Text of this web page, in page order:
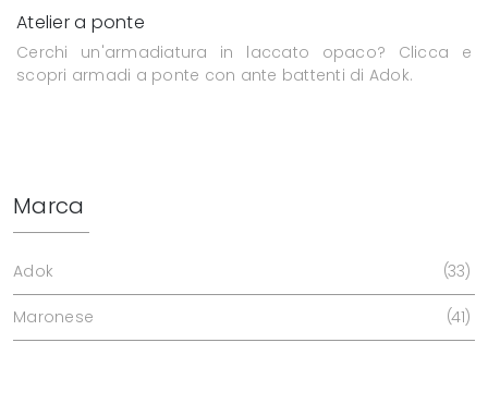
Atelier a ponte
Cerchi un'armadiatura in laccato opaco? Clicca e
scopri armadi a ponte con ante battenti di Adok.
Marca
Adok 33
Maronese 41